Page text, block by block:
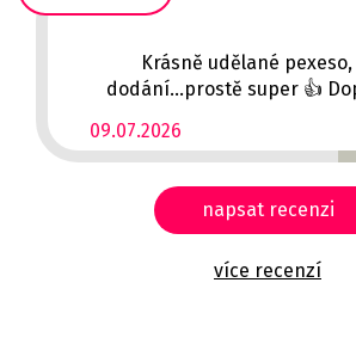
09.07.2026
Krásně udělané
napsat recenzi
více recenzí